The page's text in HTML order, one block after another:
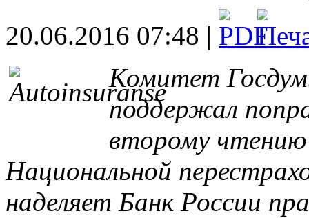
20.06.2016 07:48 |
Комитет
поддержал
второму чтению
Национальной
наделяет Банк России